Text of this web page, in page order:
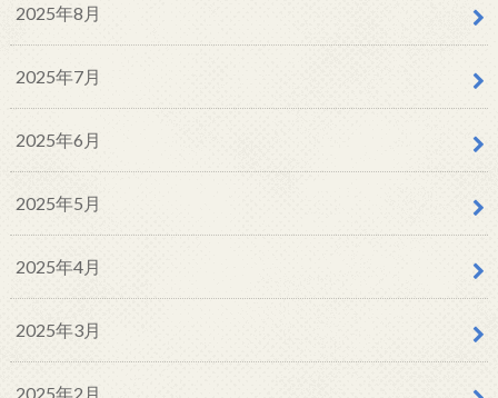
2025年8月
2025年7月
2025年6月
2025年5月
2025年4月
2025年3月
2025年2月